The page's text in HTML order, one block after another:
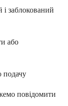
і заблокований
або
подачу
повідомити